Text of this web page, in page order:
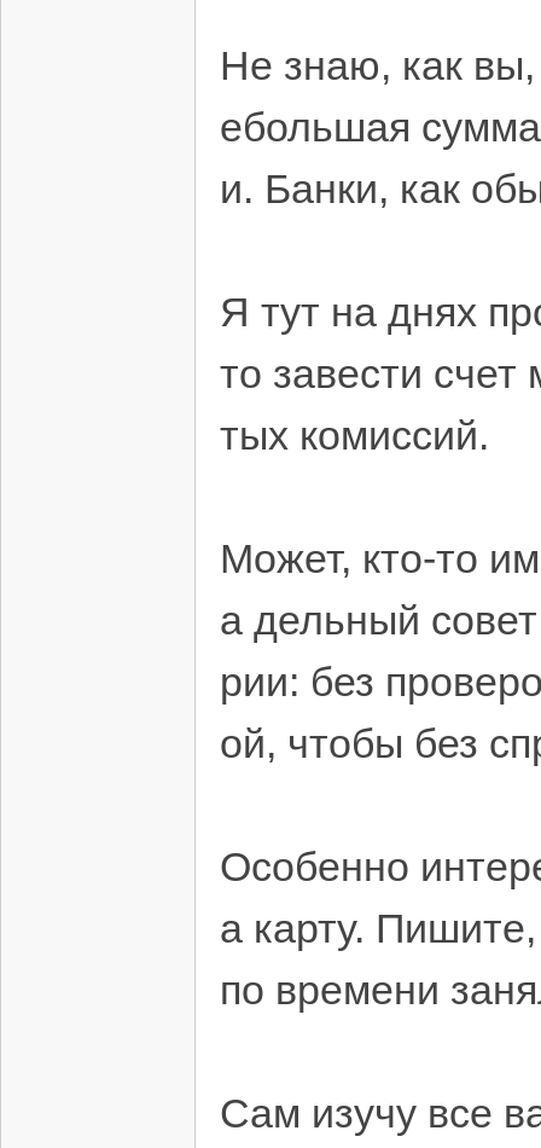
Не знаю, как
ебольшая
и. Банки, как
Я тут на днях
то завести
тых комиссий.
Может, кто-то
а дельный
рии: без
ой, чтобы без
Особенно
а карту.
по времени
Сам изучу все